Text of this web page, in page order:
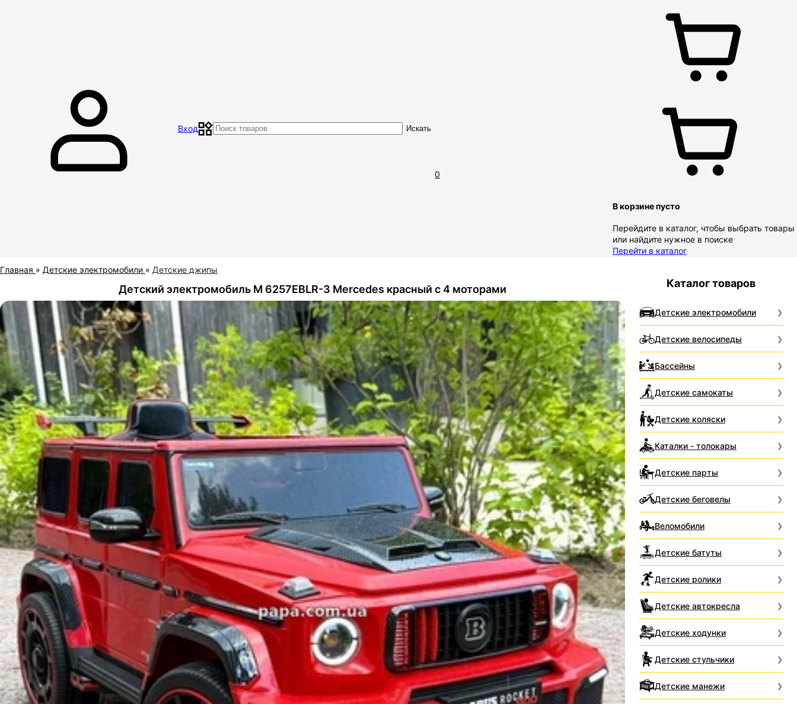
МагазинКонтакты ОтзывыДоставка и оплатаОбмен и возврат товара
Вход Искать
0
В корзине пусто
Перейдите в каталог, чтобы выбрать товары
или найдите нужное в поиске
Перейти в каталог
Главная » Детские электромобили » Детские джипы
Детский электромобиль M 6257EBLR-3 Mercedes красный с 4 моторами Каталог товаров
Детские электромобили
Детские велосипеды
Бассейны
Детские самокаты
Детские коляски
Каталки - толокары
Детские парты
Детские беговелы
Веломобили
Детские батуты
Детские ролики
Детские автокресла
Детские ходунки
Детские стульчики
Детские манежи